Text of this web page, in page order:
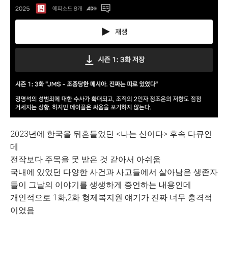
2023년에 한국을 뒤흔들었던 <나는 신이다> 후속 다큐인
데
전작보다 주목을 못 받은 것 같아서 아쉬움
국내에 있었던 다양한 사건과 사고들에서 살아남은 생존자
들이 그날의 이야기를 생생하게 증언하는 내용인데
개인적으로 1화,2화 형제복지원 얘기가 진짜 너무 충격적
이었음